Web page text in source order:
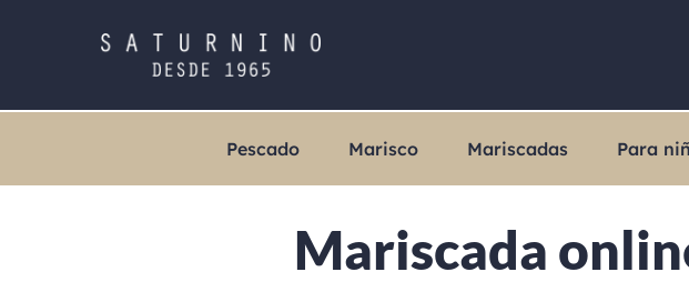
Pescado Marisco Mariscadas Para
Mariscada